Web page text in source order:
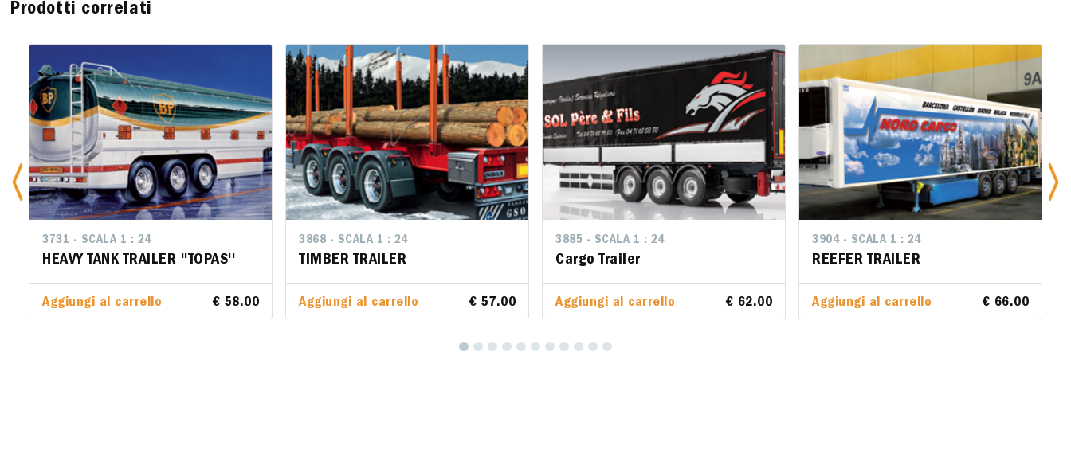
Prodotti correlati
3731 - SCALA 1 : 24
HEAVY TANK TRAILER ''TOPAS''
Aggiungi al carrello € 58.00
3868 - SCALA 1 : 24
TIMBER TRAILER
Aggiungi al carrello € 57.00
3885 - SCALA 1 : 24
Cargo Trailer
Aggiungi al carrello € 62.00
3904 - SCALA 1 : 24
REEFER TRAILER
Aggiungi al carrello € 66.00
3868 - SCALA 1 : 24
TIMBER TRAILER
Aggiungi al carrello € 57.00
3885 - SCALA 1 : 24
Cargo Trailer
Aggiungi al carrello € 62.00
3904 - SCALA 1 : 24
REEFER TRAILER
Aggiungi al carrello € 66.00